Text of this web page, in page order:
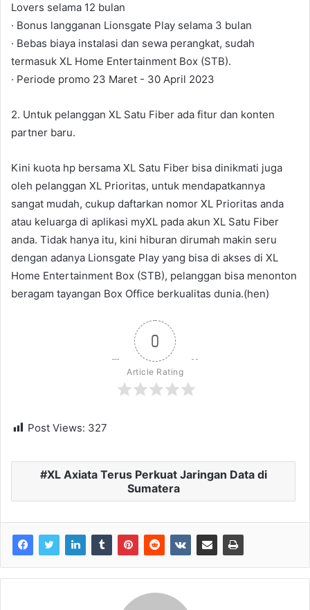
Lovers selama 12 bulan
· Bonus langganan Lionsgate Play selama 3 bulan
· Bebas biaya instalasi dan sewa perangkat, sudah
termasuk XL Home Entertainment Box (STB).
· Periode promo 23 Maret - 30 April 2023
2. Untuk pelanggan XL Satu Fiber ada fitur dan konten
partner baru.
Kini kuota hp bersama XL Satu Fiber bisa dinikmati juga
oleh pelanggan XL Prioritas, untuk mendapatkannya
sangat mudah, cukup daftarkan nomor XL Prioritas anda
atau keluarga di aplikasi myXL pada akun XL Satu Fiber
anda. Tidak hanya itu, kini hiburan dirumah makin seru
dengan adanya Lionsgate Play yang bisa di akses di XL
Home Entertainment Box (STB), pelanggan bisa menonton
beragam tayangan Box Office berkualitas dunia.(hen)
0
Article Rating
Post Views: 327
XL Axiata Terus Perkuat Jaringan Data di
Sumatera